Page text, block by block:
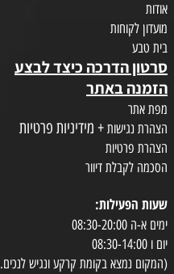
אודות
מועדון לקוחות
בית טבע
סרטון הדרכה כיצד לבצע
הזמנה באתר
מפת אתר
הצהרת נגישות + מידיניות פרטיות
הצהרת פרטיות
הסכמה לקבלת דיוור
שעות הפעילות:
ימים א-ה 08:30-20:00
יום ו 08:30-14:00
(המקום נמצא בקומת קרקע ונגיש לנכים.